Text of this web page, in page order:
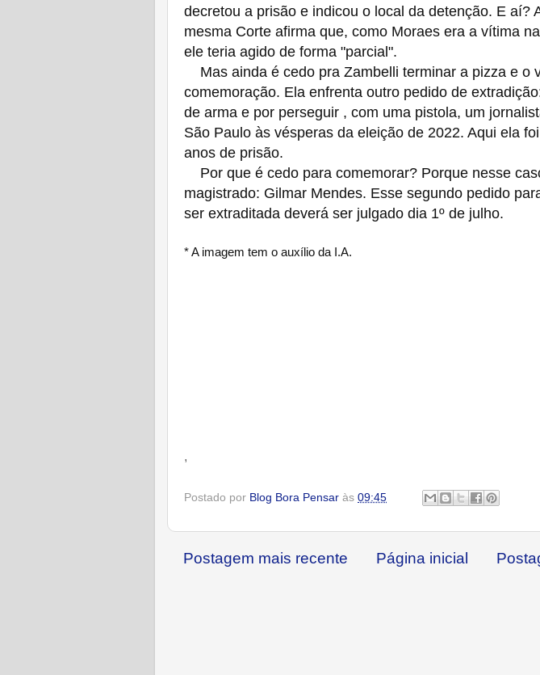
decretou a prisão e indicou o local da detenção. E aí?
mesma Corte afirma que, como Moraes era a vítima
ele teria agido de forma "parcial".
Mas ainda é cedo pra Zambelli terminar a pizza e o
comemoração. Ela enfrenta outro pedido de
de arma e por perseguir , com uma pistola, um
São Paulo às vésperas da eleição de 2022. Aqui ela
anos de prisão.
Por que é cedo para comemorar? Porque nesse
magistrado: Gilmar Mendes. Esse segundo pedido
ser extraditada deverá ser julgado dia 1º de julho.
* A imagem tem o auxílio da I.A.
,
Postado por Blog Bora Pensar às 09:45
Postagem mais recente Página inicial